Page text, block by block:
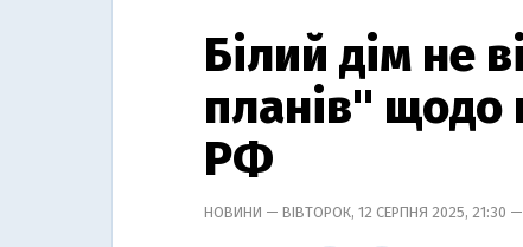
Білий дім не
планів" щодо
РФ
НОВИНИ — ВІВТОРОК, 12 СЕРПНЯ 2025, 21:30 —